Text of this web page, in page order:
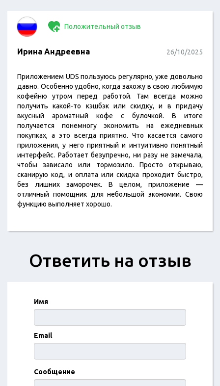
Положительный отзыв
Ирина Андреевна 26/10/2025
Приложением UDS пользуюсь регулярно, уже довольно
давно. Особенно удобно, когда захожу в свою любимую
кофейню утром перед работой. Там всегда можно
получить какой-то кэшбэк или скидку, и в придачу
вкусный ароматный кофе с булочкой. В итоге
получается понемногу экономить на ежедневных
покупках, а это всегда приятно. Что касается самого
приложения, у него приятный и интуитивно понятный
интерфейс. Работает безупречно, ни разу не замечала,
чтобы зависало или тормозило. Просто открываю,
сканирую код, и оплата или скидка проходит быстро,
без лишних заморочек. В целом, приложение —
отличный помощник для небольшой экономии. Свою
функцию выполняет хорошо.
Ответить на отзыв
Имя
Email
Сообщение